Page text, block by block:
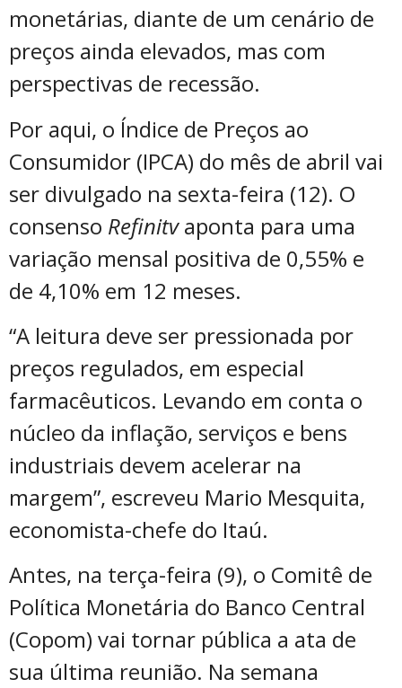
monetárias, diante de um cenário de
preços ainda elevados, mas com
perspectivas de recessão.
Por aqui, o Índice de Preços ao
Consumidor (IPCA) do mês de abril vai
ser divulgado na sexta-feira (12). O
consenso Refinitvaponta para uma
variação mensal positiva de 0,55% e
de 4,10% em 12 meses.
“A leitura deve ser pressionada por
preços regulados, em especial
farmacêuticos. Levando em conta o
núcleo da inflação, serviços e bens
industriais devem acelerar na
margem”, escreveu Mario Mesquita,
economista-chefe do Itaú.
Antes, na terça-feira (9), o Comitê de
Política Monetária do Banco Central
(Copom) vai tornar pública a ata de
sua última reunião. Na semana